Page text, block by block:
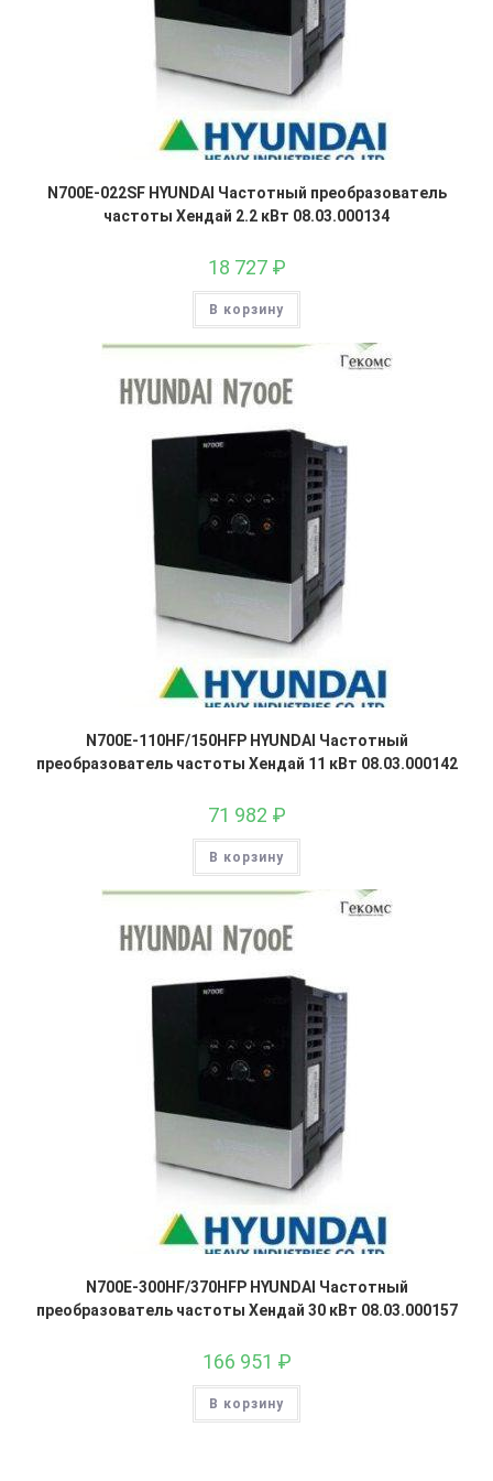
N700E-022SF HYUNDAI Частотный преобразователь
частоты Хендай 2.2 кВт 08.03.000134
18 727 ₽
В корзину
N700E-110HF/150HFP HYUNDAI Частотный
преобразователь частоты Хендай 11 кВт 08.03.000142
71 982 ₽
В корзину
N700E-300HF/370HFP HYUNDAI Частотный
преобразователь частоты Хендай 30 кВт 08.03.000157
166 951 ₽
В корзину